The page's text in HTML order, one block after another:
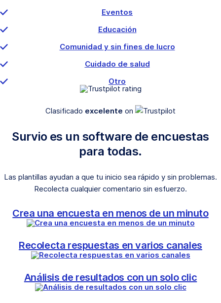
Eventos
Educación
Comunidad y sin fines de lucro
Cuidado de salud
Otro
Clasificado excelente on
Survio es un software de encuestas
para todas.
Las plantillas ayudan a que tu inicio sea rápido y sin problemas.
Recolecta cualquier comentario sin esfuerzo.
Crea una encuesta en menos de un minuto
Recolecta respuestas en varios canales
Análisis de resultados con un solo clic